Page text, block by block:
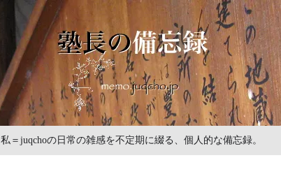
私＝juqchoの日常の雑感を不定期に綴る、個人的な備忘録。